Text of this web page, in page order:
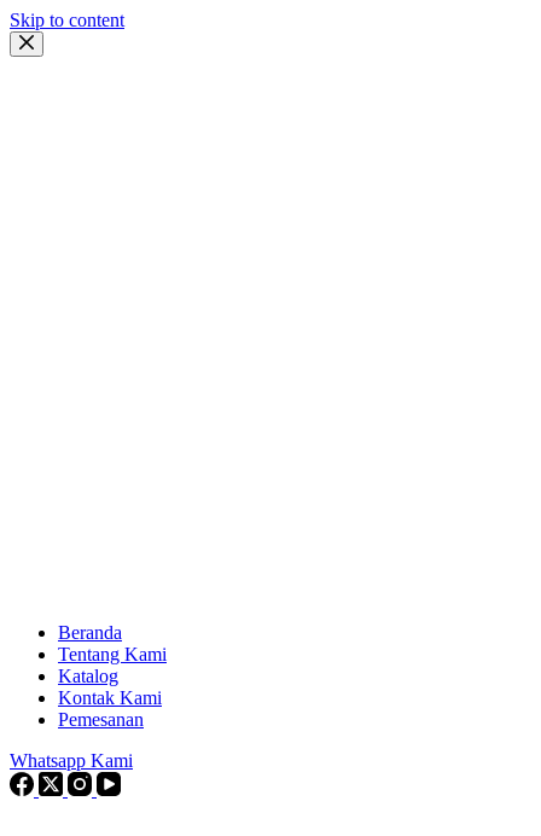
Skip to content
Beranda
Tentang Kami
Katalog
Kontak Kami
Pemesanan
Whatsapp Kami